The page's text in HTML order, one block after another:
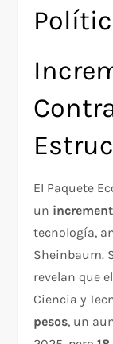
El Paquete
un
tecnología,
Sheinbaum.
revelan que
Ciencia y
pesos, un